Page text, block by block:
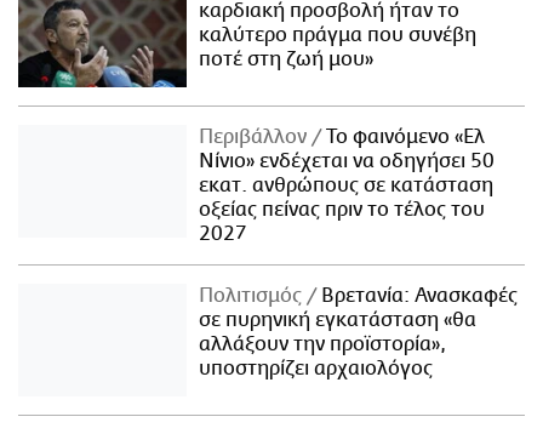
καρδιακή προσβολή ήταν το
καλύτερο πράγμα που συνέβη
ποτέ στη ζωή μου»
Περιβάλλον
Το φαινόμενο «Ελ
Νίνιο» ενδέχεται να οδηγήσει 50
εκατ. ανθρώπους σε κατάσταση
οξείας πείνας πριν το τέλος του
2027
Πολιτισμός
Βρετανία: Ανασκαφές
σε πυρηνική εγκατάσταση «θα
αλλάξουν την προϊστορία»,
υποστηρίζει αρχαιολόγος